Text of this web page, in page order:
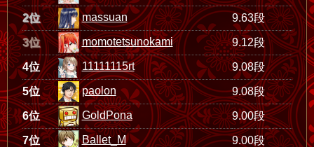
2位 massuan 9.63段
3位 momotetsunokami 9.12段
4位 11111115rt 9.08段
5位 paolon 9.08段
6位 GoldPona 9.00段
7位 Ballet_M 9.00段